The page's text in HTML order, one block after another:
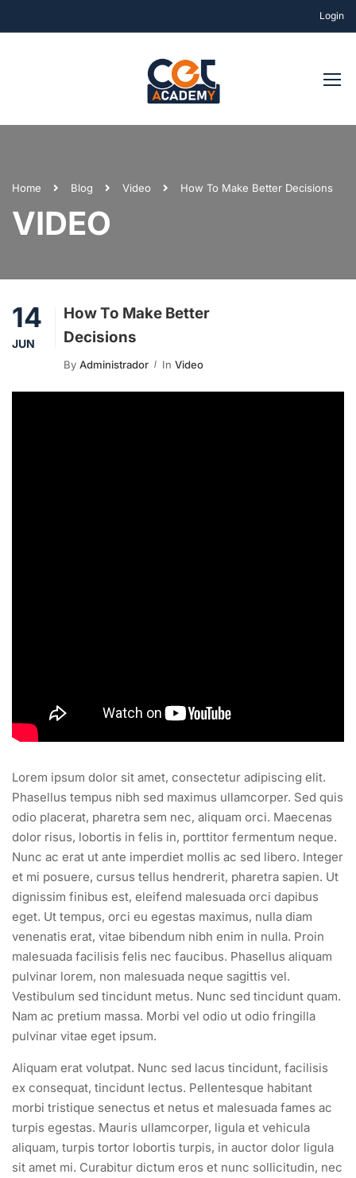
Login
Home Blog Video How To Make Better Decisions
VIDEO
14
JUN
How To Make Better
Decisions
By Administrador In Video
Lorem ipsum dolor sit amet, consectetur adipiscing elit.
Phasellus tempus nibh sed maximus ullamcorper. Sed quis
odio placerat, pharetra sem nec, aliquam orci. Maecenas
dolor risus, lobortis in felis in, porttitor fermentum neque.
Nunc ac erat ut ante imperdiet mollis ac sed libero. Integer
et mi posuere, cursus tellus hendrerit, pharetra sapien. Ut
dignissim finibus est, eleifend malesuada orci dapibus
eget. Ut tempus, orci eu egestas maximus, nulla diam
venenatis erat, vitae bibendum nibh enim in nulla. Proin
malesuada facilisis felis nec faucibus. Phasellus aliquam
pulvinar lorem, non malesuada neque sagittis vel.
Vestibulum sed tincidunt metus. Nunc sed tincidunt quam.
Nam ac pretium massa. Morbi vel odio ut odio fringilla
pulvinar vitae eget ipsum.
Aliquam erat volutpat. Nunc sed lacus tincidunt, facilisis
ex consequat, tincidunt lectus. Pellentesque habitant
morbi tristique senectus et netus et malesuada fames ac
turpis egestas. Mauris ullamcorper, ligula et vehicula
aliquam, turpis tortor lobortis turpis, in auctor dolor ligula
sit amet mi. Curabitur dictum eros et nunc sollicitudin, nec